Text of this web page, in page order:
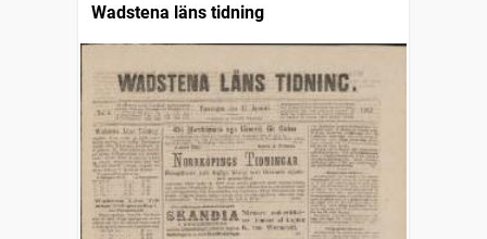
Wadstena läns tidning